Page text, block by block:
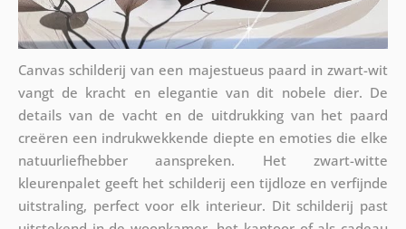
Canvas schilderij van een majestueus paard in zwart-wit
vangt de kracht en elegantie van dit nobele dier. De
details van de vacht en de uitdrukking van het paard
creëren een indrukwekkende diepte en emoties die elke
natuurliefhebber aanspreken. Het zwart-witte
kleurenpalet geeft het schilderij een tijdloze en verfijnde
uitstraling, perfect voor elk interieur. Dit schilderij past